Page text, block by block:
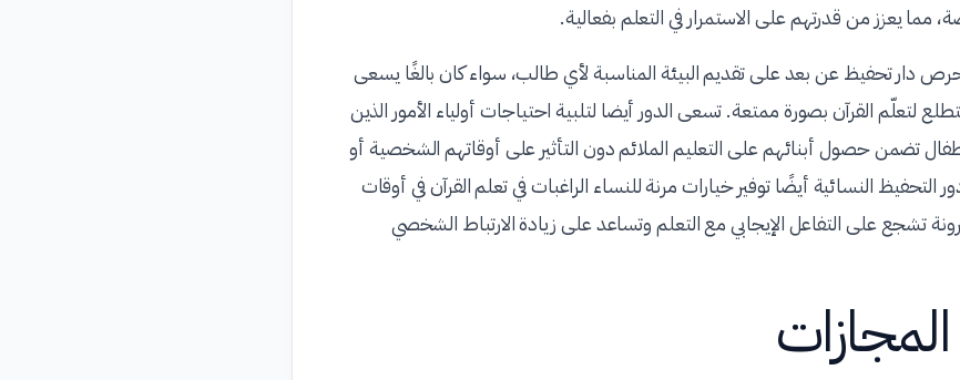
مما يعزز من قدرتهم على الاستمرار في التعلم بفعالية.
دار تحفيظ عن بعد على تقديم البيئة المناسبة لأي طالب، سواء كان بالغًا يسعى
لتعلّم القرآن بصورة ممتعة. تسعى الدور أيضا لتلبية احتياجات أولياء الأمور الذين
تضمن حصول أبنائهم على التعليم الملائم دون التأثير على أوقاتهم الشخصية أو
النسائية أيضًا توفير خيارات مرنة للنساء الراغبات في تعلم القرآن في أوقات
تشجع على التفاعل الإيجابي مع التعلم وتساعد على زيادة الارتباط الشخصي